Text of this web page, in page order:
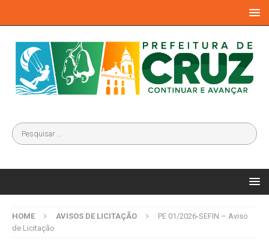
HOME AVISOS DE LICITAÇÃO
PE 01/2026-SEFIN – Aviso
de Licitação